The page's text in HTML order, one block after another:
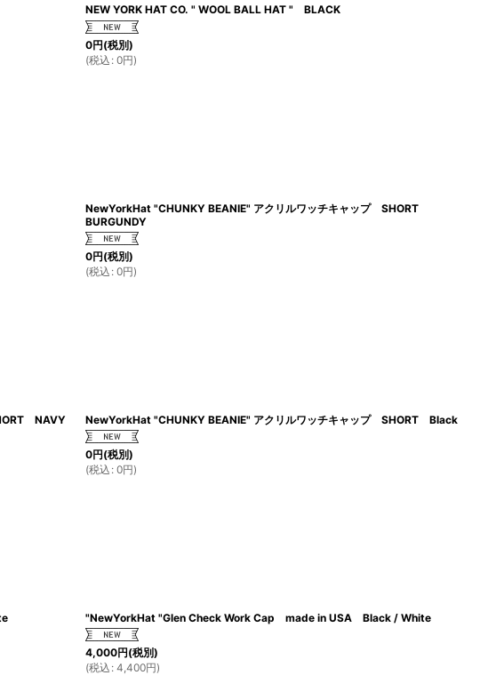
NEW YORK HAT CO. " WOOL BALL HAT " BLACK
0円(税別)
(税込 : 0円)
NewYorkHat "CHUNKY BEANIE" アクリルワッチキャップ SHORT
BURGUNDY
0円(税別)
(税込 : 0円)
NAVY NewYorkHat "CHUNKY BEANIE" アクリルワッチキャップ SHORT Black
0円(税別)
(税込 : 0円)
"NewYorkHat "Glen Check Work Cap made in USA Black / White
4,000円(税別)
(税込 : 4,400円)